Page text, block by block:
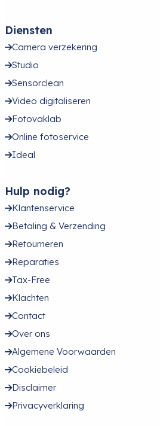
Diensten
Camera verzekering
Studio
Sensorclean
Video digitaliseren
Fotovaklab
Online fotoservice
Ideal
Hulp nodig?
Klantenservice
Betaling & Verzending
Retourneren
Reparaties
Tax-Free
Klachten
Contact
Over ons
Algemene Voorwaarden
Cookiebeleid
Disclaimer
Privacyverklaring